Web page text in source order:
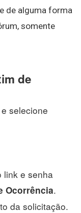
de alguma forma
somente
de
e selecione
link e senha
Ocorrência.
da solicitação.